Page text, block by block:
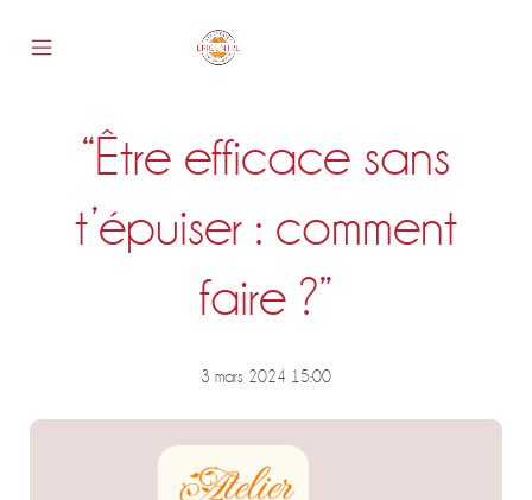
“Être efficace sans
t’épuiser : comment
faire ?”
3 mars 2024 15:00